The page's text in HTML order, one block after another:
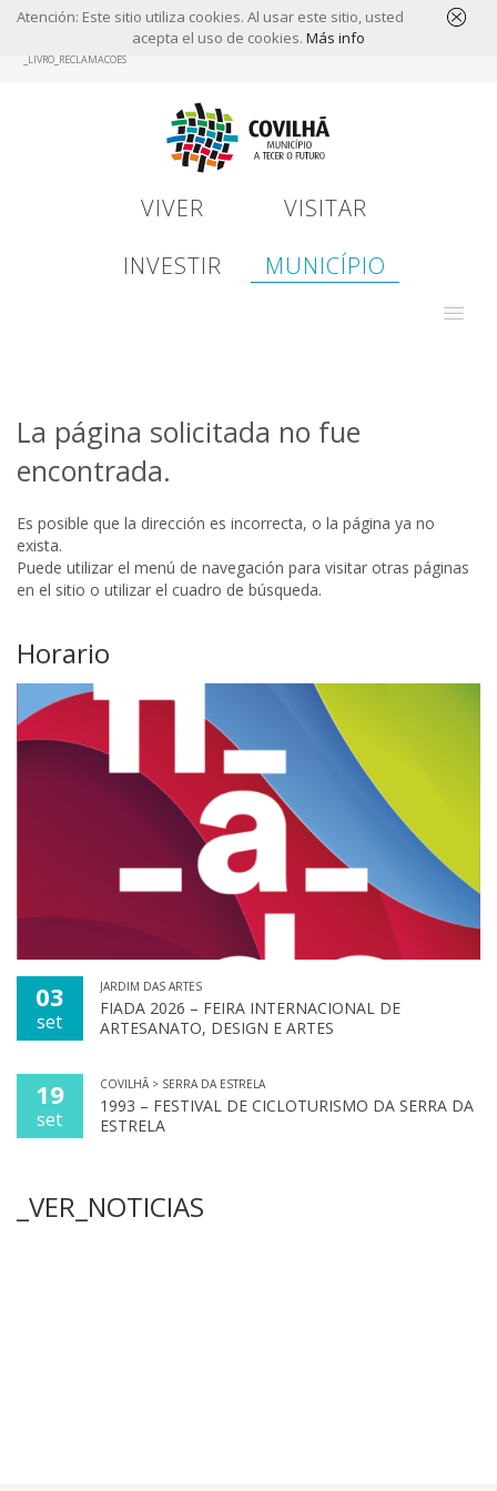
Atención: Este sitio utiliza cookies. Al usar este sitio, usted
acepta el uso de cookies. Más info
_LIVRO_RECLAMACOES
VIVER
VISITAR
INVESTIR
MUNICÍPIO
La página solicitada no fue
encontrada.
Es posible que la dirección es incorrecta, o la página ya no
exista.
Puede utilizar el menú de navegación para visitar otras páginas
en el sitio o utilizar el cuadro de búsqueda.
Horario
03
set
JARDIM DAS ARTES
FIADA 2026 – FEIRA INTERNACIONAL DE
ARTESANATO, DESIGN E ARTES
19
set
COVILHÃ > SERRA DA ESTRELA
1993 – FESTIVAL DE CICLOTURISMO DA SERRA DA
ESTRELA
_VER_NOTICIAS